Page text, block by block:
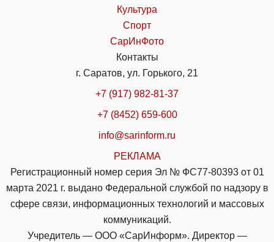
Культура
Спорт
СарИнФото
Контакты
г. Саратов, ул. Горького, 21
+7 (917) 982-81-37
+7 (8452) 659-600
info@sarinform.ru
РЕКЛАМА
Регистрационный номер серия Эл № ФС77-80393 от 01
марта 2021 г. выдано Федеральной службой по надзору в
сфере связи, информационных технологий и массовых
коммуникаций.
Учредитель — ООО «СарИнформ». Директор —